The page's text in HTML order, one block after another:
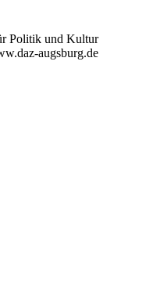
Politik und Kultur
augsburg.de